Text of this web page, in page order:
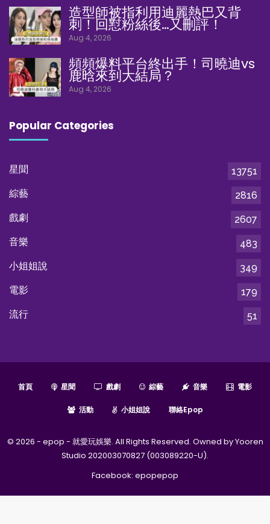
造型師被指利用迪麗熱巴又背
刺！回懟粉絲後…又刪評！
Aug 4, 2026
頻頻爆料平台終出手！司曉迪vs
鹿晗來到大結局？
Aug 4, 2026
Popular Categories
星聞
13751
綜藝
2816
戲劇
2607
音樂
483
小姐姐說
349
電影
179
流行
51
首頁 星聞 戲劇 綜藝 音樂 電影
活動 小姐姐說 聯絡epop
© 2026 - epop - 就愛玩娛樂. All Rights Reserved. Owned by Yooren
Studio 202003070827 (003089220-U).
Facebook: epopepop